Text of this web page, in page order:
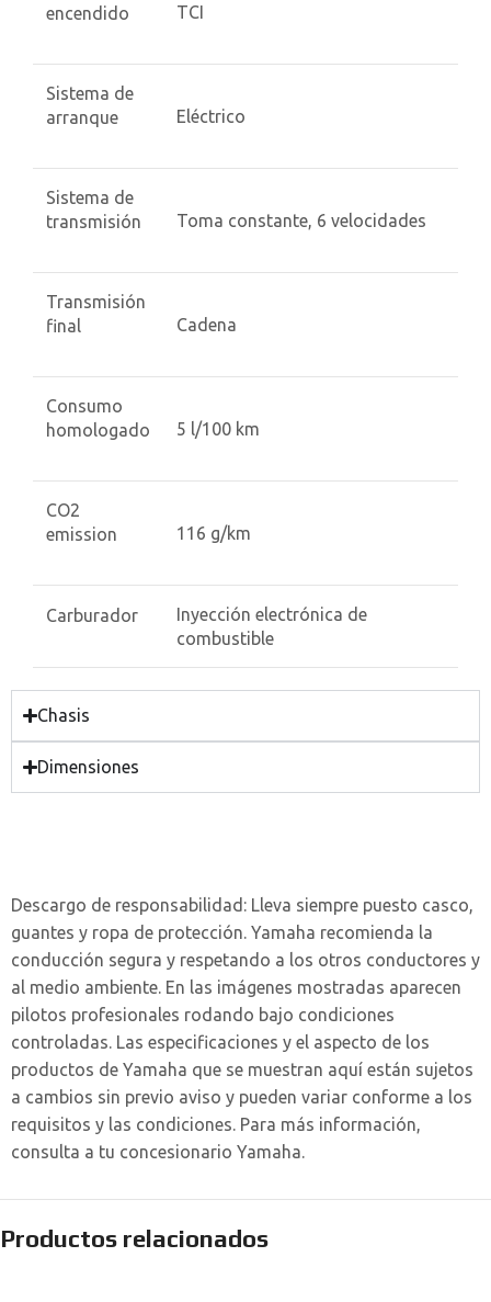
encendido
TCI
Sistema de
arranque
Eléctrico
Sistema de
transmisión
Toma constante, 6 velocidades
Transmisión
final
Cadena
Consumo
homologado
5 l/100 km
CO2
emission
116 g/km
Carburador
Inyección electrónica de
combustible
Chasis
Dimensiones
Descargo de responsabilidad: Lleva siempre puesto casco,
guantes y ropa de protección. Yamaha recomienda la
conducción segura y respetando a los otros conductores y
al medio ambiente. En las imágenes mostradas aparecen
pilotos profesionales rodando bajo condiciones
controladas. Las especificaciones y el aspecto de los
productos de Yamaha que se muestran aquí están sujetos
a cambios sin previo aviso y pueden variar conforme a los
requisitos y las condiciones. Para más información,
consulta a tu concesionario Yamaha.
Productos relacionados